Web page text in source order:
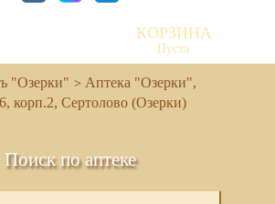
КОРЗИНА
Пуста
"Озерки"
Аптека "Озерки",
корп.2, Сертолово (Озерки)
Поиск по аптеке